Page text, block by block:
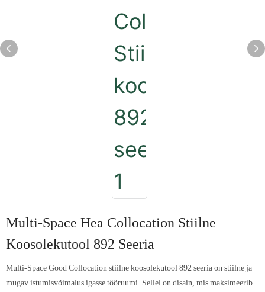
Multi-Space Hea Collocation Stiilne
Koosolekutool 892 Seeria
Multi-Space Good Collocation stiilne koosolekutool 892 seeria on stiilne ja
mugav istumisvõimalus igasse tööruumi. Sellel on disain, mis maksimeerib